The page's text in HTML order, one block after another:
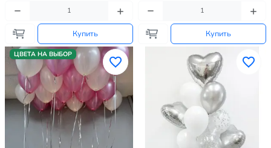
Купить Купить
ЦВЕТА НА ВЫБОР